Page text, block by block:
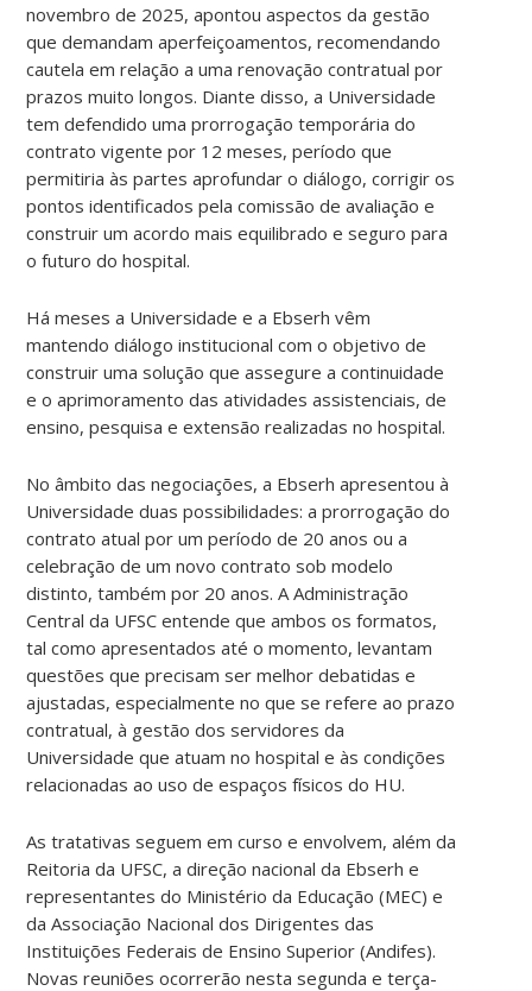
novembro de 2025, apontou aspectos da gestão
que demandam aperfeiçoamentos, recomendando
cautela em relação a uma renovação contratual por
prazos muito longos. Diante disso, a Universidade
tem defendido uma prorrogação temporária do
contrato vigente por 12 meses, período que
permitiria às partes aprofundar o diálogo, corrigir os
pontos identificados pela comissão de avaliação e
construir um acordo mais equilibrado e seguro para
o futuro do hospital.
Há meses a Universidade e a Ebserh vêm
mantendo diálogo institucional com o objetivo de
construir uma solução que assegure a continuidade
e o aprimoramento das atividades assistenciais, de
ensino, pesquisa e extensão realizadas no hospital.
No âmbito das negociações, a Ebserh apresentou à
Universidade duas possibilidades: a prorrogação do
contrato atual por um período de 20 anos ou a
celebração de um novo contrato sob modelo
distinto, também por 20 anos. A Administração
Central da UFSC entende que ambos os formatos,
tal como apresentados até o momento, levantam
questões que precisam ser melhor debatidas e
ajustadas, especialmente no que se refere ao prazo
contratual, à gestão dos servidores da
Universidade que atuam no hospital e às condições
relacionadas ao uso de espaços físicos do HU.
As tratativas seguem em curso e envolvem, além da
Reitoria da UFSC, a direção nacional da Ebserh e
representantes do Ministério da Educação (MEC) e
da Associação Nacional dos Dirigentes das
Instituições Federais de Ensino Superior (Andifes).
Novas reuniões ocorrerão nesta segunda e terça-